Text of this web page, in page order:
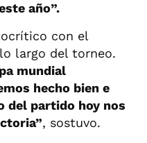
año”.
con el
largo del torneo.
mundial
hecho bien e
del partido hoy nos
, sostuvo.